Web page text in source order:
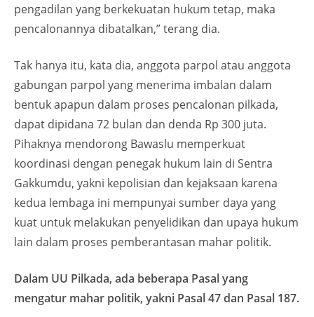
pengadilan yang berkekuatan hukum tetap, maka
pencalonannya dibatalkan,” terang dia.
Tak hanya itu, kata dia, anggota parpol atau anggota
gabungan parpol yang menerima imbalan dalam
bentuk apapun dalam proses pencalonan pilkada,
dapat dipidana 72 bulan dan denda Rp 300 juta.
Pihaknya mendorong Bawaslu memperkuat
koordinasi dengan penegak hukum lain di Sentra
Gakkumdu, yakni kepolisian dan kejaksaan karena
kedua lembaga ini mempunyai sumber daya yang
kuat untuk melakukan penyelidikan dan upaya hukum
lain dalam proses pemberantasan mahar politik.
Dalam UU Pilkada, ada beberapa Pasal yang
mengatur mahar politik, yakni Pasal 47 dan Pasal 187.